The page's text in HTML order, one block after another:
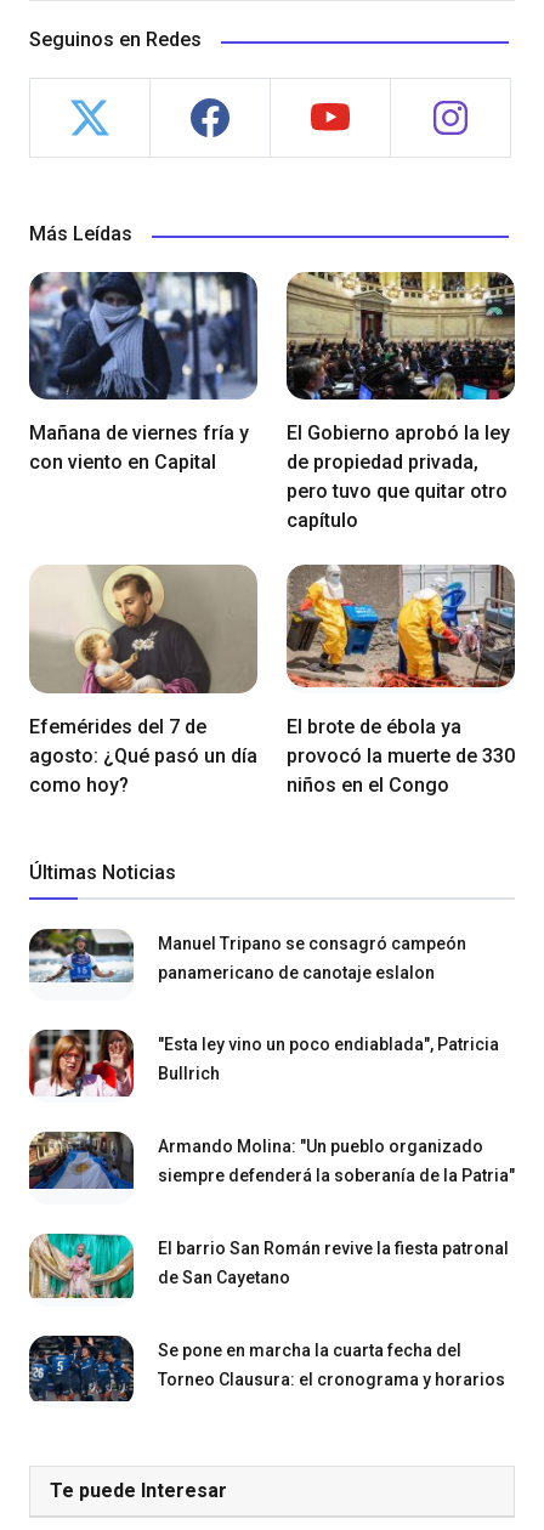
Seguinos en Redes
Más Leídas
Mañana de viernes fría y
con viento en Capital
El Gobierno aprobó la ley
de propiedad privada,
pero tuvo que quitar otro
capítulo
Efemérides del 7 de
agosto: ¿Qué pasó un día
como hoy?
El brote de ébola ya
provocó la muerte de 330
niños en el Congo
Últimas Noticias
Manuel Tripano se consagró campeón
panamericano de canotaje eslalon
"Esta ley vino un poco endiablada", Patricia
Bullrich
Armando Molina: "Un pueblo organizado
siempre defenderá la soberanía de la Patria"
El barrio San Román revive la fiesta patronal
de San Cayetano
Se pone en marcha la cuarta fecha del
Torneo Clausura: el cronograma y horarios
Te puede Interesar